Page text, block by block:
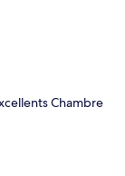
Chambre